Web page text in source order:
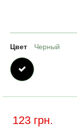
Цвет Черный
123 грн.